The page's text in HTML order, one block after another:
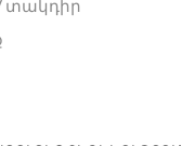
տակդիր